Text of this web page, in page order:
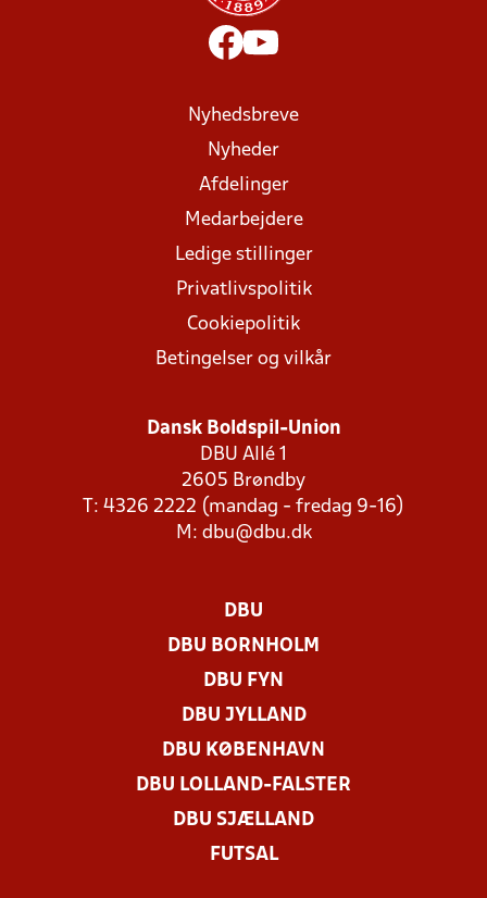
Nyhedsbreve
Nyheder
Afdelinger
Medarbejdere
Ledige stillinger
Privatlivspolitik
Cookiepolitik
Betingelser og vilkår
Dansk Boldspil-Union
DBU Allé 1
2605 Brøndby
T: 4326 2222 (mandag - fredag 9-16)
M: dbu@dbu.dk
DBU
DBU BORNHOLM
DBU FYN
DBU JYLLAND
DBU KØBENHAVN
DBU LOLLAND-FALSTER
DBU SJÆLLAND
FUTSAL